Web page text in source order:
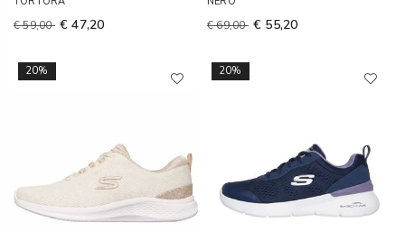
€ 59,00 € 47,20 € 69,00 € 55,20
20% 20%